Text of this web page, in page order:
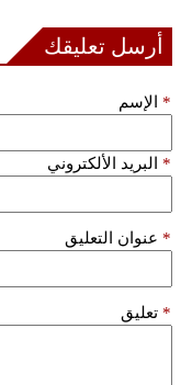
أرسل تعليقك
الإسم *
البريد الألكتروني *
عنوان التعليق *
تعليق *